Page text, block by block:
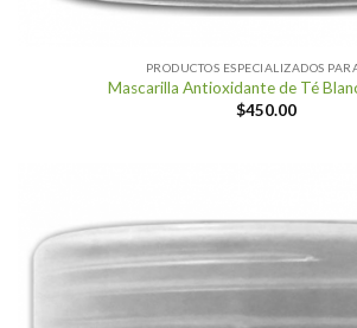
PRODUCTOS ESPECIALIZADOS
Mascarilla Antioxidante de Té
$450.00